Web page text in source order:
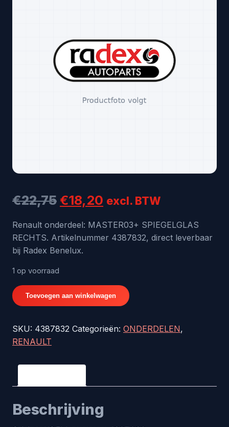
€22,75Oorspronkelijke
prijs
was:
€18,20 Huidige
prijs
is:
excl. BTW
Renault onderdeel: MASTER03+ SPIEGELGLAS
RECHTS. Artikelnummer 4387832, direct leverbaar
bij Radex Benelux.
1 op voorraad
MASTER03+
SPIEGELGLAS
-
origineel
4387832
Toevoegen aan winkelwagen
SKU: 4387832 Categorieën: ONDERDELEN,
RENAULT
Beschrijving